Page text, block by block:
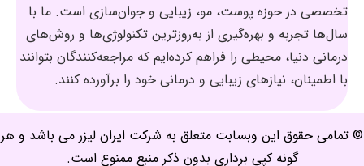
تخصصی در حوزه پوست، مو، زیبایی و جوان‌سازی است. ما با
سال‌ها تجربه و بهره‌گیری از به‌روزترین تکنولوژی‌ها و روش‌های
درمانی دنیا، محیطی را فراهم کرده‌ایم که مراجعه‌کنندگان بتوانند
با اطمینان، نیازهای زیبایی و درمانی خود را برآورده کنند.
© تمامی حقوق این وبسابت متعلق به شرکت ایران لیزر می باشد و هر
گونه کپی برداری بدون ذکر منبع ممنوع است.